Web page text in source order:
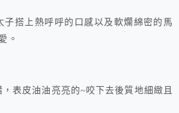
子搭上熱呼呼的口感以及軟爛綿密的馬
。
表皮油油亮亮的~咬下去後質地細緻且